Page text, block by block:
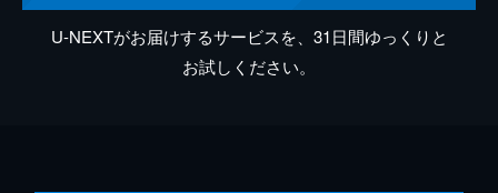
U-NEXTがお届けするサービスを、31日間ゆっくりと
お試しください。